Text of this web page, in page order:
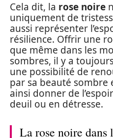
Cela dit, la rose noire
uniquement de
aussi représenter
résilience. Offrir une
que même dans les
sombres, il y a
une possibilité de
par sa beauté
ainsi donner de
deuil ou en détresse.
La rose noire dans